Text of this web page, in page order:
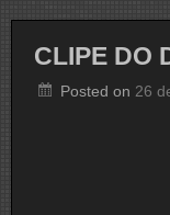
CLIPE DO
Posted on 26